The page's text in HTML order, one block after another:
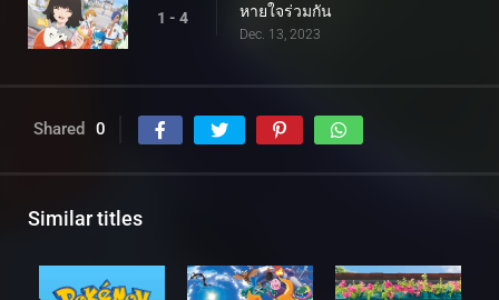
1 - 4 หายใจร่วมกัน
Dec. 13, 2023
Shared 0
Similar titles